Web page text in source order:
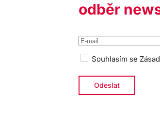
odběr
Souhlasím se